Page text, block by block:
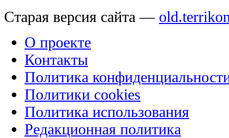
Старая версия сайта —
О проекте
Контакты
Политика
Политики cookies
Политика использования
Редакционная политика